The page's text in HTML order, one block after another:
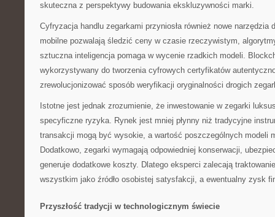
skuteczna z perspektywy budowania ekskluzywności marki.
Cyfryzacja handlu zegarkami przyniosła również nowe narzędzia
mobilne pozwalają śledzić ceny w czasie rzeczywistym,
sztuczna inteligencja pomaga w wycenie rzadkich modeli.
wykorzystywany do tworzenia cyfrowych certyfikatów
zrewolucjonizować sposób weryfikacji oryginalności drogich
Istotne jest jednak zrozumienie, że inwestowanie w zegarki
specyficzne ryzyka. Rynek jest mniej płynny niż tradycyjne
transakcji mogą być wysokie, a wartość poszczególnych modeli
Dodatkowo, zegarki wymagają odpowiedniej konserwacji,
generuje dodatkowe koszty. Dlatego eksperci zalecają
wszystkim jako źródło osobistej satysfakcji, a ewentualny zysk
Przyszłość tradycji w technologicznym świecie